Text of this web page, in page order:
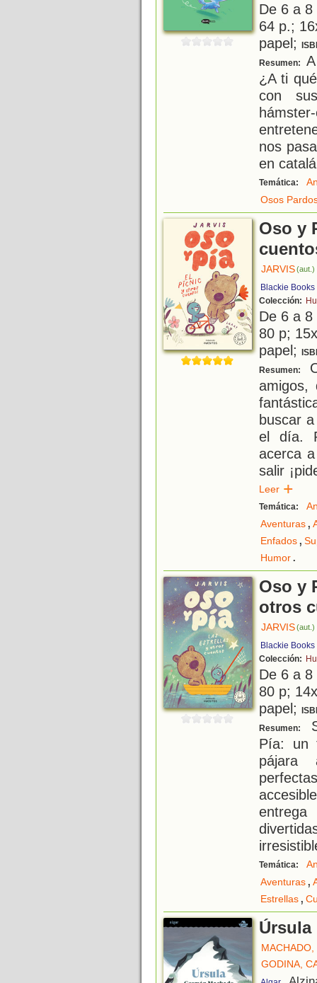
De 6 a
64 p.;
papel;
Resumen:
¿A ti
con
nos
en
Temática:
Osos
Oso y
JARVIS(aut.)
Blackie Books
Colección:
De 6 a
80 p;
papel;
Resumen:
amigos,
buscar
el día.
acerca
salir
Leer
Temática:
Aventuras,
Enfados,
Humor.
Oso y
otros
JARVIS(aut.)
Blackie Books
Colección:
De 6 a
80 p;
papel;
Resumen:
Pía: un
pájara
Temática:
Aventuras,
Estrellas,
Úrsula
GODINA,